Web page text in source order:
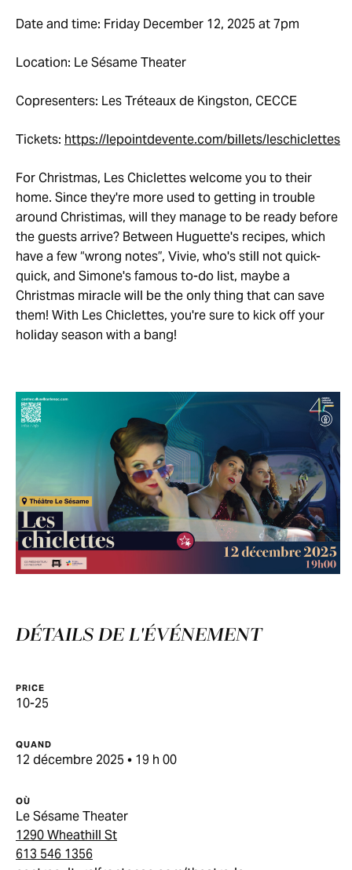
Date and time: Friday December 12, 2025 at 7pm
Location: Le Sésame Theater
Copresenters: Les Tréteaux de Kingston, CECCE
Tickets: https://lepointdevente.com/billets/leschiclettes
For Christmas, Les Chiclettes welcome you to their
home. Since they're more used to getting in trouble
around Christimas, will they manage to be ready before
the guests arrive? Between Huguette's recipes, which
have a few “wrong notes”, Vivie, who's still not quick-
quick, and Simone's famous to-do list, maybe a
Christmas miracle will be the only thing that can save
them! With Les Chiclettes, you're sure to kick off your
holiday season with a bang!
DÉTAILS DE L'ÉVÉNEMENT
PRICE
10-25
QUAND
12 décembre 2025 • 19 h 00
OÙ
Le Sésame Theater
1290 Wheathill St
613 546 1356